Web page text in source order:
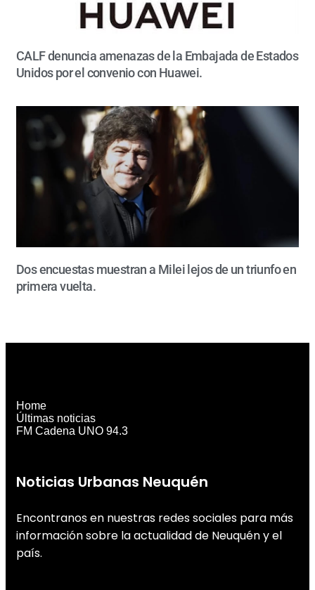
CALF denuncia amenazas de la Embajada de Estados
Unidos por el convenio con Huawei.
Dos encuestas muestran a Milei lejos de un triunfo en
primera vuelta.
Noticias Urbanas Neuquén
Encontranos en nuestras redes sociales para más
información sobre la actualidad de Neuquén y el
país.
Home
Últimas noticias
FM Cadena UNO 94.3